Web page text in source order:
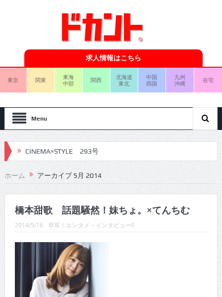
求人情報はこちら
東京 関東
東海
中部
関西
北海道
東北
中国
四国
九州
沖縄
在宅
Menu
CINEMA×STYLE 293号
CINEMA×STYLE 292号
CINEMA×STYLE 291号
CINEMA×STYLE 290号
CINEMA×STYLE 289号
CINEMA×STYLE 288号
CINEMA×STYLE 287号
CINEMA×STYLE 286号
ホーム アーカイブ 5月 2014
橋本甜歌 話題騒然！妹ちょ。×てんちむ
2014/5/16 早耳！エンタメ・インタビュー!!